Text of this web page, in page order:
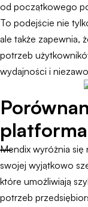
od początkowego
To podejście nie
ale także zapewnia,
potrzeb
wydajności i
Mendix wyróżnia
swojej wyjątkowo
które umożliwiają
potrzeb